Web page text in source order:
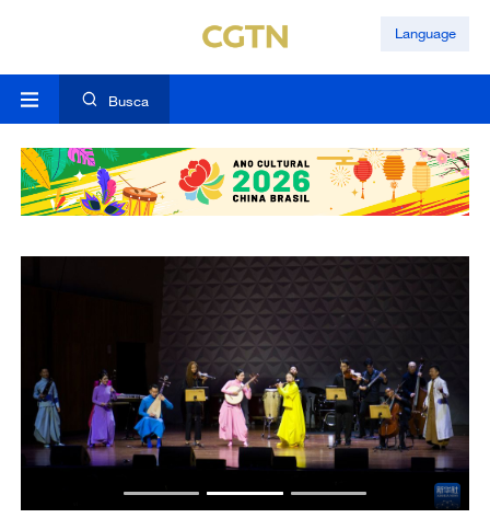
Language
Busca